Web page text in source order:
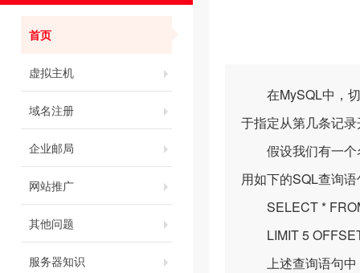
首页
虚拟主机
域名注册
企业邮局
网站推广
其他问题
服务器知识
在MySQL中，切
于指定从第几条记
假设我们有一个
用如下的SQL查询
SELECT *
LIMIT 5
上述查询语句中